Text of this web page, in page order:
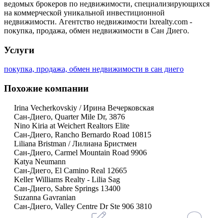
ведомых брокеров по недвижимости, специализирующихся
на коммерческой уникальной инвестиционной
недвижимости. Агентство недвижимости lxrealty.com -
покупка, продажа, обмен недвижимости в Сан Диего.
Услуги
покупка, продажа, обмен недвижимости в сан диего
Похожие компании
Irina Vecherkovskiy / Ирина Вечерковская
Сан-Диего, Quarter Mile Dr, 3876
Nino Kiria at Weichert Realtors Elite
Сан-Диего, Rancho Bernardo Road 10815
Liliana Bristman / Лилиана Бристмен
Сан-Диего, Carmel Mountain Road 9906
Katya Neumann
Сан-Диего, El Camino Real 12665
Keller Williams Realty - Lilia Sag
Сан-Диего, Sabre Springs 13400
Suzanna Gavranian
Сан-Диего, Valley Centre Dr Ste 906 3810